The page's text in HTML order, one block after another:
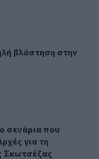
βλάστηση στην
βλάστηση στην
οι Αρχές για
σενάρια που
σενάρια που
για τη
Σκωτσέζας